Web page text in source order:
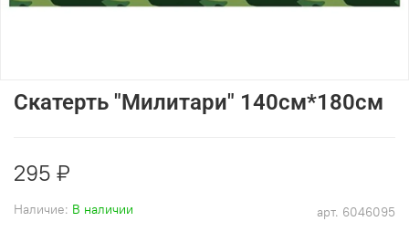
арт. 6046095
Наличие: В наличии
Скатерть "Милитари" 140см*180см
295 ₽